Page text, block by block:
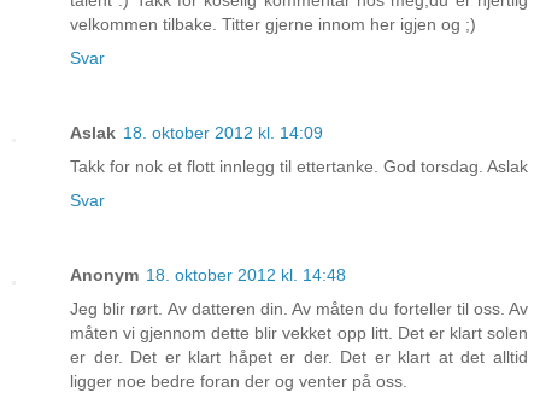
velkommen tilbake. Titter gjerne innom her igjen og ;)
Svar
Aslak 18. oktober 2012 kl. 14:09
Takk for nok et flott innlegg til ettertanke. God torsdag. Aslak
Svar
Anonym 18. oktober 2012 kl. 14:48
Jeg blir rørt. Av datteren din. Av måten du forteller til oss. Av
måten vi gjennom dette blir vekket opp litt. Det er klart solen
er der. Det er klart håpet er der. Det er klart at det alltid
ligger noe bedre foran der og venter på oss.